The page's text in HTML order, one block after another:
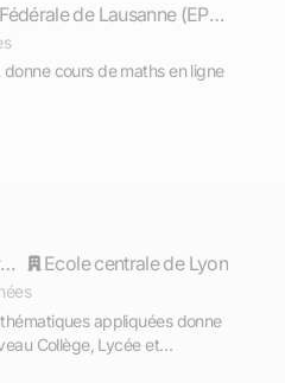
Ecole Polytechnique Fédérale de Lausanne (EPFL)
cours de maths en ligne
Téteghem-Coudekerque-Village
Ecole centrale de Lyon
appliquées donne
Collège, Lycée et